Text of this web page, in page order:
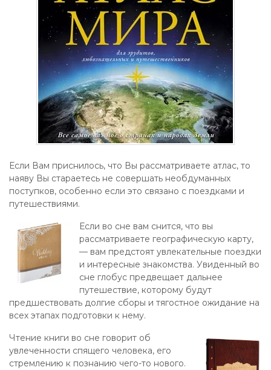
Если Вам приснилось, что Вы рассматриваете атлас, то
наяву Вы стараетесь не совершать необдуманных
поступков, особенно если это связано с поездками и
путешествиями.
Если во сне вам снится, что вы
рассматриваете географическую карту,
— вам предстоят увлекательные поездки
и интересные знакомства. Увиденный во
сне глобус предвещает дальнее
путешествие, которому будут
предшествовать долгие сборы и тягостное ожидание на
всех этапах подготовки к нему.
Чтение книги во сне говорит об
увлеченности спящего человека, его
стремлению к познанию чего-то нового.